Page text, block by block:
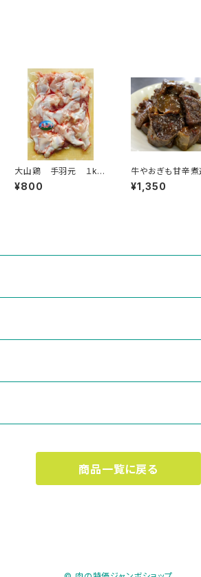
大山鶏 手羽元 １kg
入 1袋 約17本～19
本入
¥800
牛やおぎも甘辛
3個パックセッ
¥1,350
商品一覧に戻る